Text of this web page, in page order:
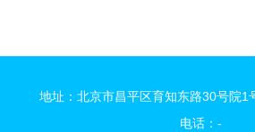
为您解读
地址：北京市昌平区育知东路30号院1
电话：-